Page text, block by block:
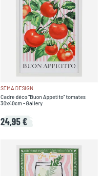
SEMA DESIGN
Cadre déco "Buon Appetito" tomates
30x40cm - Gallery
24,95 €